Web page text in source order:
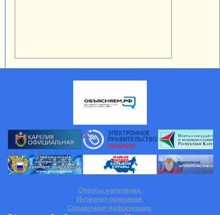
Опросы населения.
Интернет-приемная.
Справочная информация.